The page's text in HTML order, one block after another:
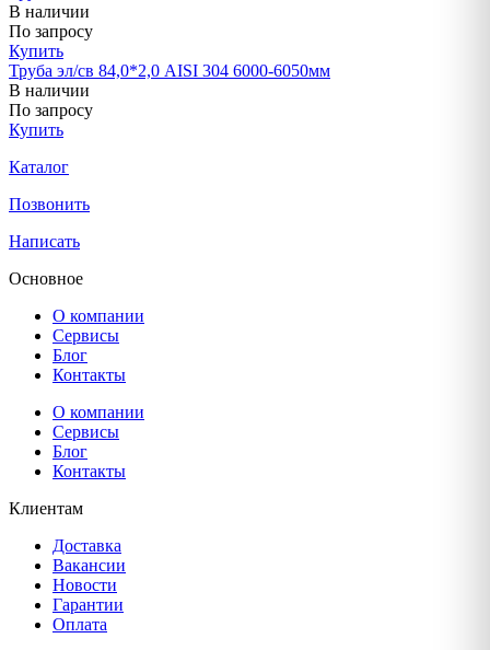
В наличии
По запросу
Купить
Труба эл/св 84,0*2,0 AISI 304 6000-6050мм
В наличии
По запросу
Купить
Каталог
Позвонить
Написать
Основное
О компании
Сервисы
Блог
Контакты
О компании
Сервисы
Блог
Контакты
Клиентам
Доставка
Вакансии
Новости
Гарантии
Оплата